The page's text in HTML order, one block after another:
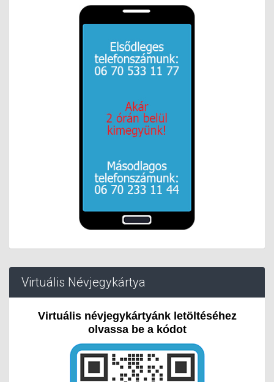
Virtuális Névjegykártya
Virtuális névjegykártyánk letöltéséhez
olvassa be a kódot